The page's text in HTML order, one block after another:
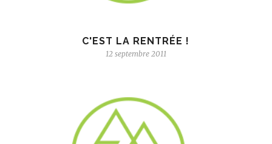
C'EST LA RENTRÉE !
12 septembre 2011